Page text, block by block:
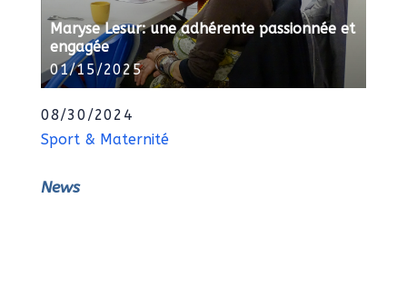
Maryse Lesur: une adhérente passionnée et
engagée
01/15/2025
08/30/2024
Sport & Maternité
News